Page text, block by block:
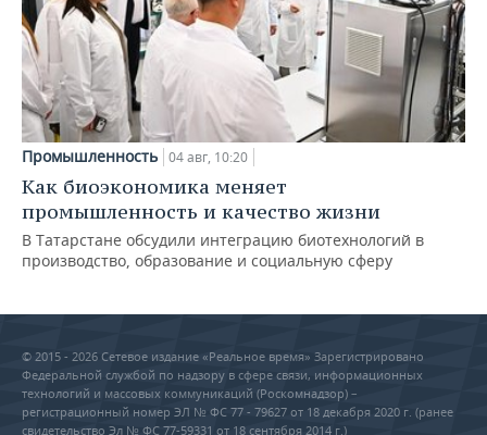
Промышленность 04 авг, 10:20
Как биоэкономика меняет
промышленность и качество жизни
В Татарстане обсудили интеграцию биотехнологий в
производство, образование и социальную сферу
© 2015 - 2026 Сетевое издание «Реальное время» Зарегистрировано
Федеральной службой по надзору в сфере связи, информационных
технологий и массовых коммуникаций (Роскомнадзор) –
регистрационный номер ЭЛ № ФС 77 - 79627 от 18 декабря 2020 г. (ранее
свидетельство Эл № ФС 77-59331 от 18 сентября 2014 г.)